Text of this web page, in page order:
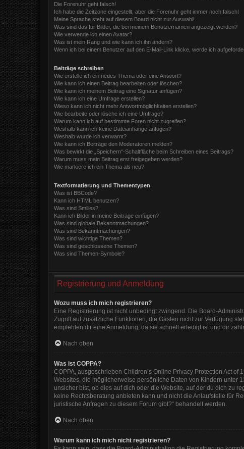
Die Forenuhr geht falsch!
Ich habe die Zeitzone eingestellt, aber die Forenuhr geht immer noch falsch!
Meine Sprache steht auf diesem Board nicht zur Auswahl!
Was sind das für Bilder, die bei meinem Benutzernamen angezeigt werden?
Wie verwende ich einen Avatar?
Was ist mein Rang und wie kann ich ihn ändern?
Wenn ich bei einem Benutzer auf den E-Mail-Link klicke, werde ich
Beiträge schreiben
Wie erstelle ich ein neues Thema oder eine Antwort?
Wie kann ich einen Beitrag bearbeiten oder löschen?
Wie kann ich meinem Beitrag eine Signatur anfügen?
Wie kann ich eine Umfrage erstellen?
Wieso kann ich nicht mehr Antwortmöglichkeiten erstellen?
Wie bearbeite oder lösche ich eine Umfrage?
Warum kann ich auf bestimmte Foren nicht zugreifen?
Weshalb kann ich keine Dateianhänge anfügen?
Weshalb wurde ich verwarnt?
Wie kann ich Beiträge den Moderatoren melden?
Was bewirkt die „Speichern“-Schaltfläche beim Schreiben eines Beitrags?
Warum muss mein Beitrag erst freigegeben werden?
Wie markiere ich ein Thema als neu?
Textformatierung und Thementypen
Was ist BBCode?
Kann ich HTML benutzen?
Was sind Smilies?
Kann ich Bilder in meine Beiträge einfügen?
Was sind globale Bekanntmachungen?
Was sind Bekanntmachungen?
Was sind wichtige Themen?
Was sind geschlossene Themen?
Was sind Themen-Symbole?
Registrierung und Anmeldung
Wozu muss ich mich registrieren?
Eine Registrierung ist nicht unbedingt zwingend. Die Board-
Zugriff auf zusätzliche Funktionen, die Gästen nicht zur Verfügung
empfehlen dir eine Anmeldung, da sie schnell erledigt ist und dir
Nach oben
Was ist COPPA?
COPPA, ausgeschrieben Children’s Online Privacy Protection Act
Websites, die möglicherweise persönliche Daten von Kindern unter
unsicher bist, ob dies auf dich oder die Website, auf der du dich zu
keine Rechtsberatung anbieten kann und nicht die Anlaufstelle für
juristische Anfragen zu diesem Forum gibt?“ behandelt werden.
Nach oben
Warum kann ich mich nicht registrieren?